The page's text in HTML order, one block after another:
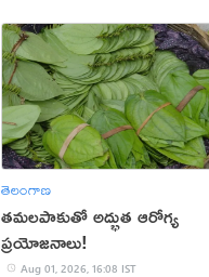
తెలంగాణ
తమలపాకుతో అద్భుత ఆరోగ్య
ప్రయోజనాలు!
Aug 01, 2026, 16:08 IST